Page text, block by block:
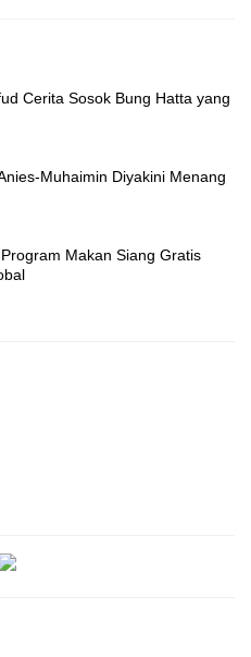
Cerita Sosok Bung Hatta yang
Muhaimin Diyakini Menang
Makan Siang Gratis